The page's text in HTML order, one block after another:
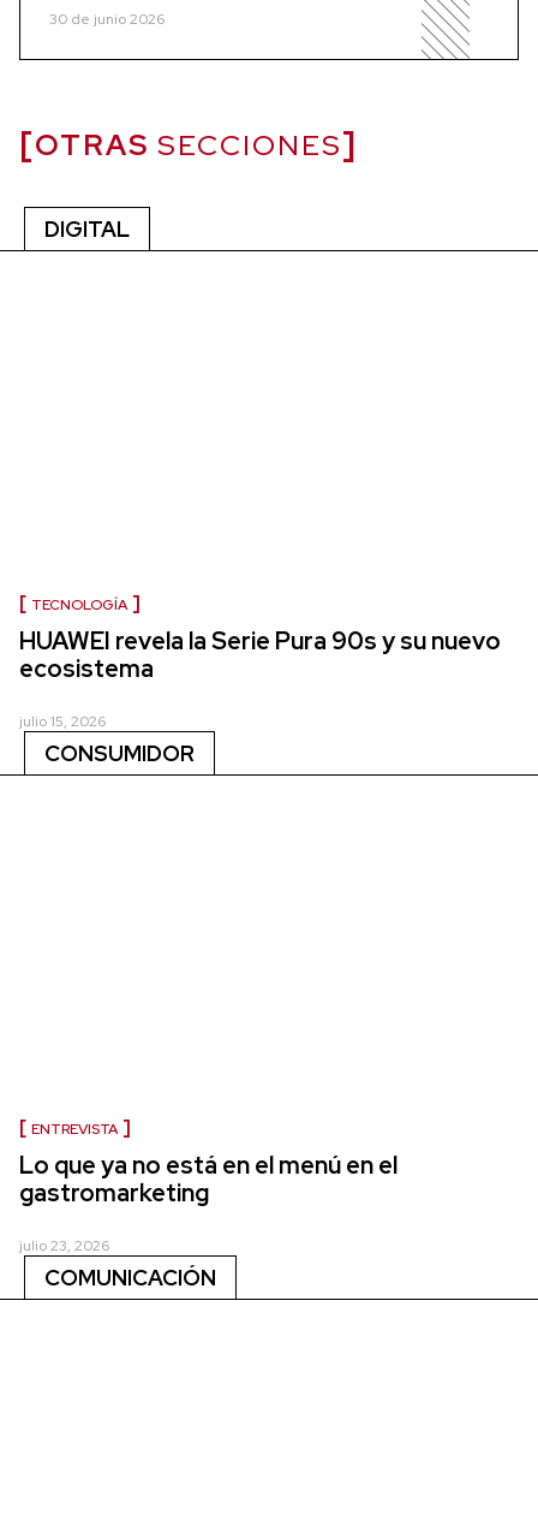
30 de junio 2026
OTRAS SECCIONES
DIGITAL
TECNOLOGÍA
HUAWEI revela la Serie Pura 90s y su nuevo
ecosistema
julio 15, 2026
CONSUMIDOR
ENTREVISTA
Lo que ya no está en el menú en el
gastromarketing
julio 23, 2026
COMUNICACIÓN